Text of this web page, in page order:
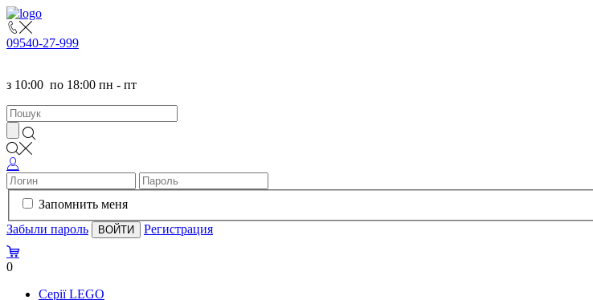
09540-27-999
з 10:00 по 18:00 пн - пт
Запомнить меня
Забыли пароль
Регистрация
0
Серії LEGO